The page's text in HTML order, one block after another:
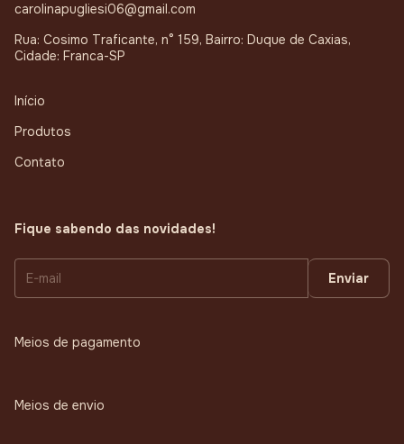
carolinapugliesi06@gmail.com
Rua: Cosimo Traficante, n° 159, Bairro: Duque de Caxias,
Cidade: Franca-SP
Início
Produtos
Contato
Fique sabendo das novidades!
Meios de pagamento
Meios de envio